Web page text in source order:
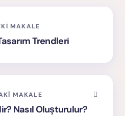
MAKALE
Trendleri
MAKALE
Nasıl Oluşturulur?